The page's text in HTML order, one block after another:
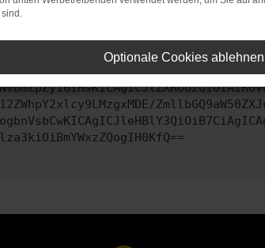
uns bitte. Wir werden versuchen,
Optionale Cookies ablehnen